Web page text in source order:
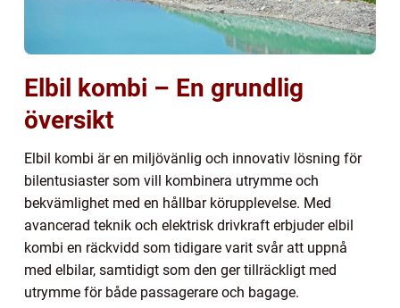
Elbil kombi – En grundlig
översikt
Elbil kombi är en miljövänlig och innovativ lösning för
bilentusiaster som vill kombinera utrymme och
bekvämlighet med en hållbar körupplevelse. Med
avancerad teknik och elektrisk drivkraft erbjuder elbil
kombi en räckvidd som tidigare varit svår att uppnå
med elbilar, samtidigt som den ger tillräckligt med
utrymme för både passagerare och bagage.